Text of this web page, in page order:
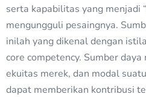
serta kapabilitas yang menjadi
mengungguli pesaingnya.
inilah yang dikenal dengan
core competency. Sumber
ekuitas merek, dan modal
dapat memberikan kontribusi